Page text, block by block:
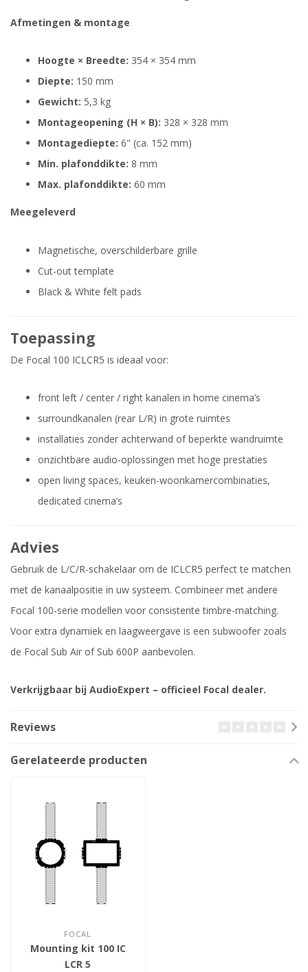
Afmetingen & montage
Hoogte × Breedte: 354 × 354 mm
Diepte: 150 mm
Gewicht: 5,3 kg
Montageopening (H × B): 328 × 328 mm
Montagediepte: 6" (ca. 152 mm)
Min. plafonddikte: 8 mm
Max. plafonddikte: 60 mm
Meegeleverd
Magnetische, overschilderbare grille
Cut-out template
Black & White felt pads
Toepassing
De Focal 100 ICLCR5 is ideaal voor:
front left / center / right kanalen in home cinema’s
surroundkanalen (rear L/R) in grote ruimtes
installaties zonder achterwand of beperkte wandruimte
onzichtbare audio-oplossingen met hoge prestaties
open living spaces, keuken-woonkamercombinaties,
dedicated cinema’s
Advies
Gebruik de L/C/R-schakelaar om de ICLCR5 perfect te matchen
met de kanaalpositie in uw systeem. Combineer met andere
Focal 100-serie modellen voor consistente timbre-matching.
Voor extra dynamiek en laagweergave is een subwoofer zoals
de Focal Sub Air of Sub 600P aanbevolen.
Verkrijgbaar bij AudioExpert – officieel Focal dealer.
Reviews
Gerelateerde producten
FOCAL
Mounting kit 100 IC
LCR 5